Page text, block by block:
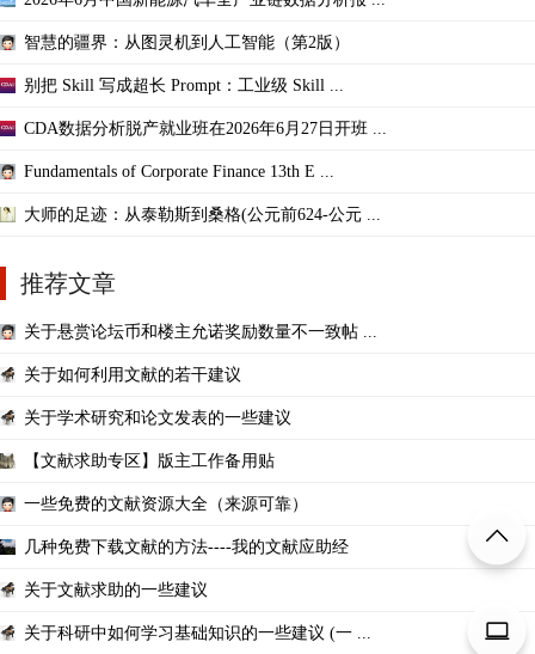
智慧的疆界：从图灵机到人工智能（第2版）
别把 Skill 写成超长 Prompt：工业级 Skill ...
CDA数据分析脱产就业班在2026年6月27日开班 ...
Fundamentals of Corporate Finance 13th E ...
大师的足迹：从泰勒斯到桑格(公元前624-公元 ...
推荐文章
关于悬赏论坛币和楼主允诺奖励数量不一致帖 ...
关于如何利用文献的若干建议
关于学术研究和论文发表的一些建议
【文献求助专区】版主工作备用贴
一些免费的文献资源大全（来源可靠）
几种免费下载文献的方法----我的文献应助经
关于文献求助的一些建议
关于科研中如何学习基础知识的一些建议 (一 ...